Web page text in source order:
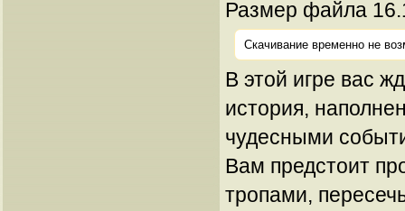
Размер файла
Скачивание временно не
В этой игре вас
история,
чудесными
Вам предстоит
тропами,